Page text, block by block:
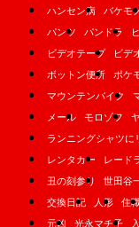
ハンセン病
バケモ
パンツ
パンドラ
ビデオテープ
ビデ
ボットン便所
ポケ
マウンテンバイク
メール
モロゾフ
ランニングシャツに
レンタカー
レード
丑の刻参り
世田谷
交換日記
人形 住
元凶
光永マチ子